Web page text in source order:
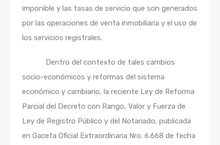
imponible y las tasas de servicio que son generados
por las operaciones de venta inmobiliaria y el uso de
los servicios registrales.
Dentro del contexto de tales cambios
socio-económicos y reformas del sistema
económico y cambiario, la reciente Ley de Reforma
Parcial del Decreto con Rango, Valor y Fuerza de
Ley de Registro Público y del Notariado, publicada
en Gaceta Oficial Extraordinaria Nro. 6.668 de fecha